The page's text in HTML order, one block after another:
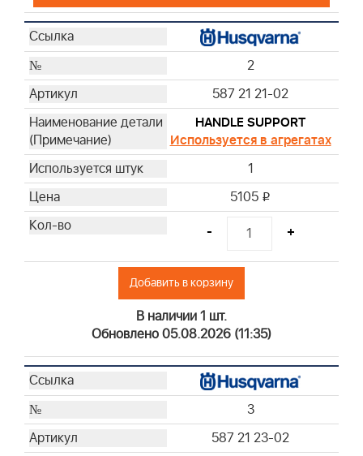
35
2
587 21 21-02
HANDLE SUPPORT
Используется в агрегатах
1
5105 i
- +
Добавить в корзину
В наличии 1 шт.
Обновлено 05.08.2026 (11:35)
3
587 21 23-02